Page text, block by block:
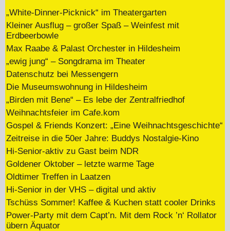
„White-Dinner-Picknick“ im Theatergarten
Kleiner Ausflug – großer Spaß – Weinfest mit
Erdbeerbowle
Max Raabe & Palast Orchester in Hildesheim
„ewig jung“ – Songdrama im Theater
Datenschutz bei Messengern
Die Museumswohnung in Hildesheim
„Birden mit Bene“ – Es lebe der Zentralfriedhof
Weihnachtsfeier im Cafe.kom
Gospel & Friends Konzert: „Eine Weihnachtsgeschichte“
Zeitreise in die 50er Jahre: Buddys Nostalgie-Kino
Hi-Senior-aktiv zu Gast beim NDR
Goldener Oktober – letzte warme Tage
Oldtimer Treffen in Laatzen
Hi-Senior in der VHS – digital und aktiv
Tschüss Sommer! Kaffee & Kuchen statt cooler Drinks
Power-Party mit dem Capt’n. Mit dem Rock ’n‘ Rollator
übern Äquator